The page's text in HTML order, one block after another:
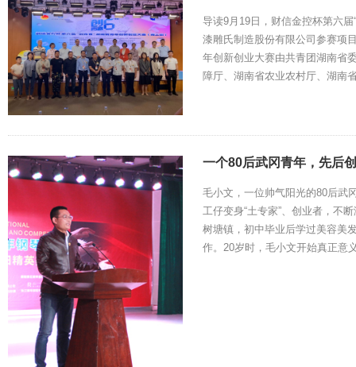
导读9月19日，财信金控杯第六
漆雕氏制造股份有限公司参赛项
年创新创业大赛由共青团湖南省
障厅、湖南省农业农村厅、湖南
一个80后武冈青年，先后
毛小文，一位帅气阳光的80后武
工仔变身“土专家”、创业者，不
树塘镇，初中毕业后学过美容美
作。20岁时，毛小文开始真正意